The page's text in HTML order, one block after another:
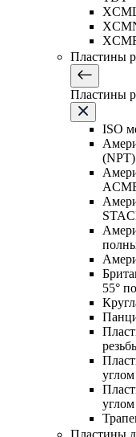
Пластины
Пластины
ISO
(NPT)
55°
углом
углом
Пластины